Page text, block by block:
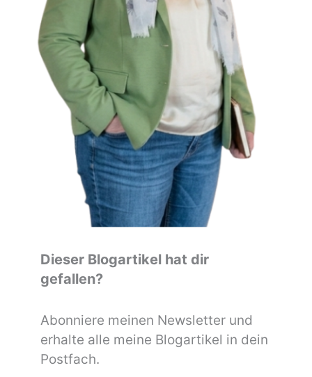
Dieser Blogartikel hat dir
gefallen?
Abonniere meinen Newsletter und
erhalte alle meine Blogartikel in dein
Postfach.